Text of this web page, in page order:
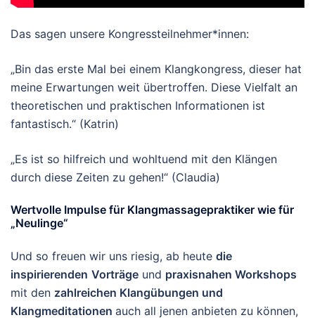
Das sagen unsere Kongressteilnehmer*innen:
„Bin das erste Mal bei einem Klangkongress, dieser hat
meine Erwartungen weit übertroffen. Diese Vielfalt an
theoretischen und praktischen Informationen ist
fantastisch.“ (Katrin)
„Es ist so hilfreich und wohltuend mit den Klängen
durch diese Zeiten zu gehen!“ (Claudia)
Wertvolle Impulse für Klangmassagepraktiker wie für
„Neulinge“
Und so freuen wir uns riesig, ab heute die
inspirierenden Vorträge und praxisnahen Workshops
mit den zahlreichen Klangübungen und
Klangmeditationen auch all jenen anbieten zu können,